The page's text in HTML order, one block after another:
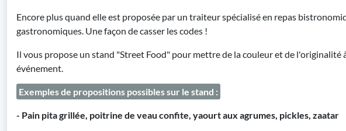
Encore plus quand elle est proposée par un traiteur spécialisé en repas
gastronomiques. Une façon de casser les codes !
Il vous propose un stand "Street Food" pour mettre de la couleur et de l'originalité
événement.
Exemples de propositions possibles sur le stand :
- Pain pita grillée, poitrine de veau confite, yaourt aux agrumes, pickles, zaatar